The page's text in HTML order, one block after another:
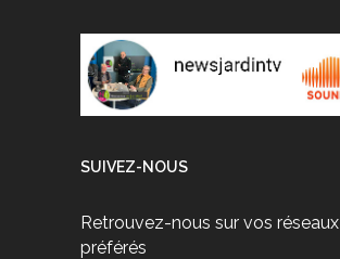
SUIVEZ-NOUS
Retrouvez-nous sur vos réseaux
préférés